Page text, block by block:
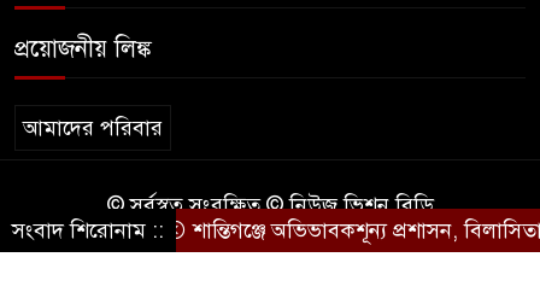
প্রয়োজনীয় লিঙ্ক
আমাদের পরিবার
© সর্বস্বত্ব সংরক্ষিত © নিউজ ভিশন বিডি
কারিগরি সহযোগিতায়ঃBD IT
সংবাদ শিরোনাম ::‎শান্তিগঞ্জে অভিভাবকশূন্য প্রশাসন, ‎বিলাসিতায়